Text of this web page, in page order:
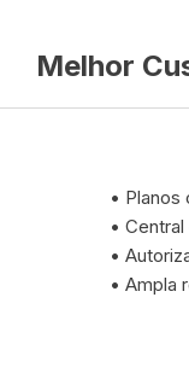
Melhor
• Planos
•
•
• Ampla